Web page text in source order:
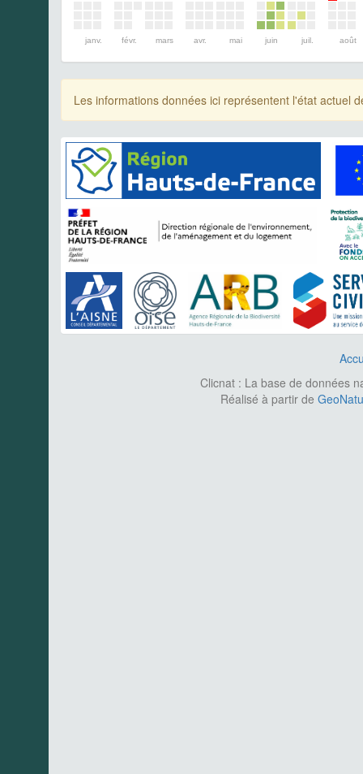
janv. févr. mars avr. mai juin juil. août
Les informations données ici représentent l'état actuel
Clicnat : La base de données
Réalisé à partir de